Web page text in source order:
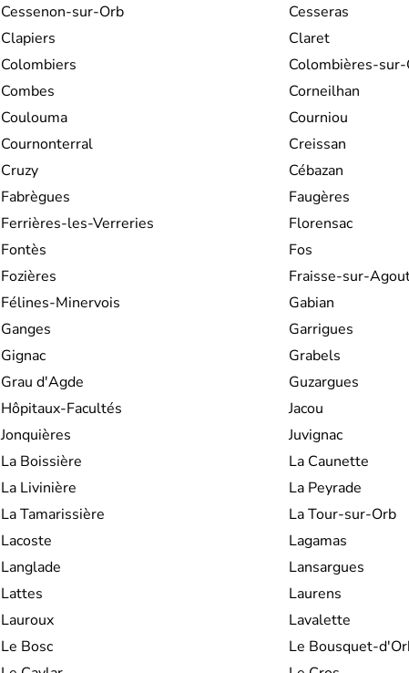
Cessenon-sur-Orb
Cesseras
Clapiers
Claret
Colombiers
Colombières-
Combes
Corneilhan
Coulouma
Courniou
Cournonterral
Creissan
Cruzy
Cébazan
Fabrègues
Faugères
Ferrières-les-Verreries
Florensac
Fontès
Fos
Fozières
Fraisse-sur-
Félines-Minervois
Gabian
Ganges
Garrigues
Gignac
Grabels
Grau d'Agde
Guzargues
Hôpitaux-Facultés
Jacou
Jonquières
Juvignac
La Boissière
La Caunette
La Livinière
La Peyrade
La Tamarissière
La Tour-sur-Orb
Lacoste
Lagamas
Langlade
Lansargues
Lattes
Laurens
Lauroux
Lavalette
Le Bosc
Le Bousquet-